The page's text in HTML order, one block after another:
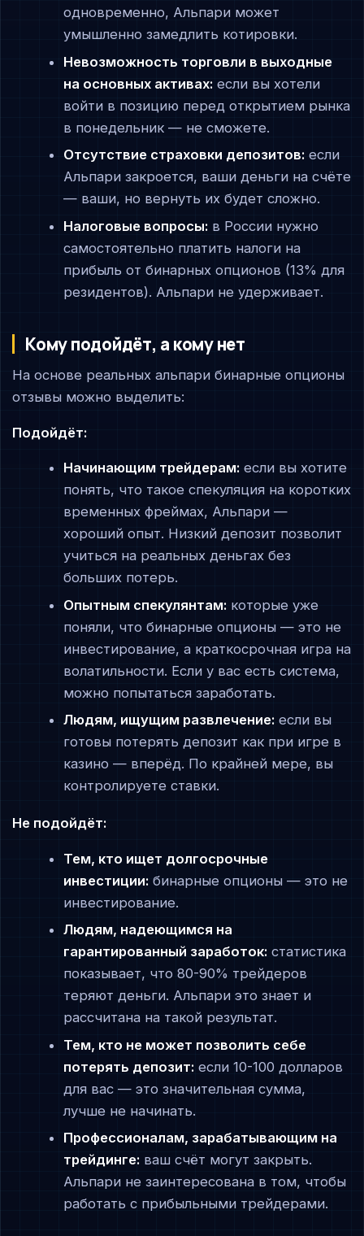
одновременно, Альпари может
умышленно замедлить котировки.
Невозможность торговли в выходные
на основных активах:если вы хотели
войти в позицию перед открытием рынка
в понедельник — не сможете.
Отсутствие страховки депозитов:если
Альпари закроется, ваши деньги на счёте
— ваши, но вернуть их будет сложно.
Налоговые вопросы:в России нужно
самостоятельно платить налоги на
прибыль от бинарных опционов (13% для
резидентов). Альпари не удерживает.
Кому подойдёт, а кому нет
На основе реальных альпари бинарные опционы
отзывы можно выделить:
Подойдёт:
Начинающим трейдерам:если вы хотите
понять, что такое спекуляция на коротких
временных фреймах, Альпари —
хороший опыт. Низкий депозит позволит
учиться на реальных деньгах без
больших потерь.
Опытным спекулянтам:которые уже
поняли, что бинарные опционы — это не
инвестирование, а краткосрочная игра на
волатильности. Если у вас есть система,
можно попытаться заработать.
Людям, ищущим развлечение:если вы
готовы потерять депозит как при игре в
казино — вперёд. По крайней мере, вы
контролируете ставки.
Не подойдёт:
Тем, кто ищет долгосрочные
инвестиции:бинарные опционы — это не
инвестирование.
Людям, надеющимся на
гарантированный заработок:статистика
показывает, что 80-90% трейдеров
теряют деньги. Альпари это знает и
рассчитана на такой результат.
Тем, кто не может позволить себе
потерять депозит:если 10-100 долларов
для вас — это значительная сумма,
лучше не начинать.
Профессионалам, зарабатывающим на
трейдинге:ваш счёт могут закрыть.
Альпари не заинтересована в том, чтобы
работать с прибыльными трейдерами.